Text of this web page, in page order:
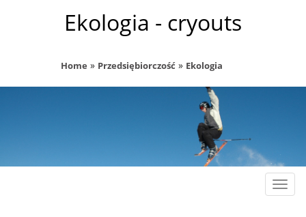
Ekologia - cryouts
Home » Przedsiębiorczość » Ekologia